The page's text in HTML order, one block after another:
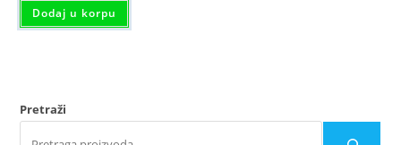
Dodaj u korpu
Pretraži